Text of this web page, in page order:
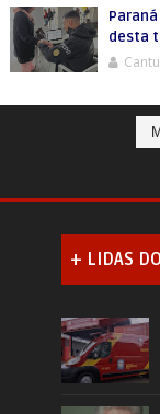
desta
+ LIDAS